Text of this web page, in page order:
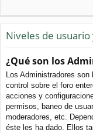
Niveles de
¿Qué son los
Los Administradores
control sobre el foro
acciones y
permisos, baneo de
moderadores, etc.
éste les ha dado. Ellos